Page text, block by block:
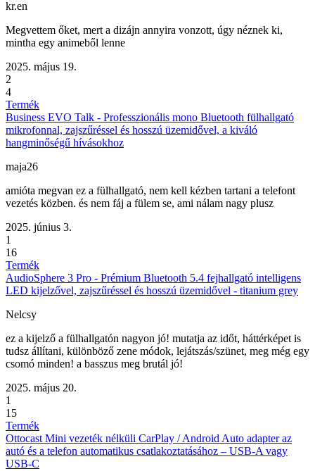
kr.en
Megvettem őket, mert a dizájn annyira vonzott, úgy néznek ki,
mintha egy animeből lenne
2025. május 19.
2
4
Termék
Business EVO Talk - Professzionális mono Bluetooth fülhallgató
mikrofonnal, zajszűréssel és hosszú üzemidővel, a kiváló
hangminőségű hívásokhoz
maja26
amióta megvan ez a fülhallgató, nem kell kézben tartani a telefont
vezetés közben. és nem fáj a fülem se, ami nálam nagy plusz
2025. június 3.
1
16
Termék
AudioSphere 3 Pro - Prémium Bluetooth 5.4 fejhallgató intelligens
LED kijelzővel, zajszűréssel és hosszú üzemidővel - titanium grey
Nelcsy
ez a kijelző a fülhallgatón nagyon jó! mutatja az időt, háttérképet is
tudsz állítani, különböző zene módok, lejátszás/szünet, meg még egy
csomó minden! a basszus meg brutál jó!
2025. május 20.
1
15
Termék
Ottocast Mini vezeték nélküli CarPlay / Android Auto adapter az
autó és a telefon automatikus csatlakoztatásához – USB-A vagy
USB-C